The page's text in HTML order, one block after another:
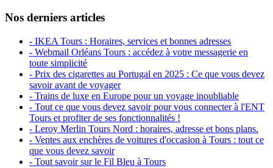
Nos derniers articles
- IKEA Tours : Horaires, services et bonnes adresses
- Webmail Orléans Tours : accédez à votre messagerie en
toute simplicité
- Prix des cigarettes au Portugal en 2025 : Ce que vous devez
savoir avant de voyager
- Trains de luxe en Europe pour un voyage inoubliable
- Tout ce que vous devez savoir pour vous connecter à l'ENT
Tours et profiter de ses fonctionnalités !
- Leroy Merlin Tours Nord : horaires, adresse et bons plans.
- Ventes aux enchères de voitures d'occasion à Tours : tout ce
que vous devez savoir
- Tout savoir sur le Fil Bleu à Tours